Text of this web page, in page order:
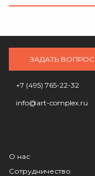
ЗАДАТЬ ВОПРОС
+7 (495) 765-22-32
info@art-complex.ru
О нас
Сотрудничество